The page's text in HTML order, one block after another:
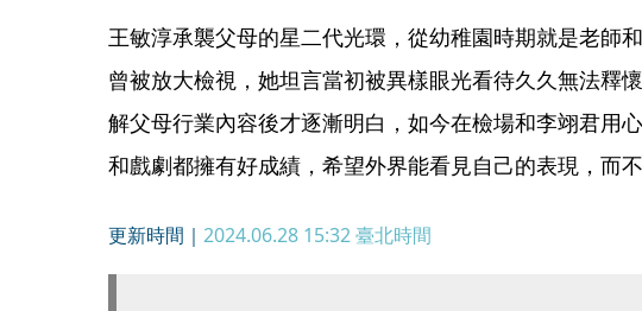
王敏淳承襲父母的星二代光環，從幼稚園時期就是老師
曾被放大檢視，她坦言當初被異樣眼光看待久久無法釋
解父母行業內容後才逐漸明白，如今在檢場和李翊君用
和戲劇都擁有好成績，希望外界能看見自己的表現，而
更新時間｜ 2024.06.28 15:32臺北時間